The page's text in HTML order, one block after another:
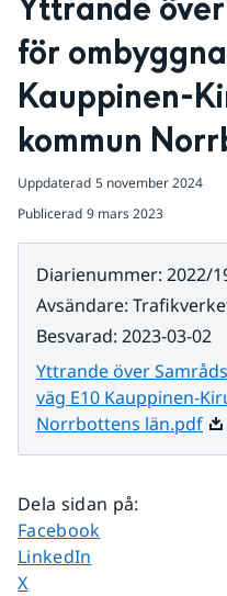
Yttrande
för
Kauppinen-
kommun
Uppdaterad 5 november 2024
Publicerad 9 mars 2023
Diarienummer: 2022/
Avsändare:
Besvarad: 2023-03-02
Yttrande över
väg E10 Kauppinen-
Norrbottens län.pdf
Dela sidan på:
Dela sidan på
Facebook
Dela sidan på
LinkedIn
Dela sidan på
X